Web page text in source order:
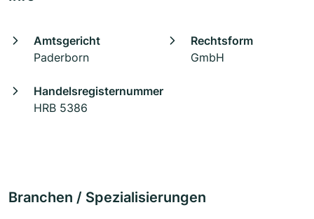
Amtsgericht
Paderborn
Rechtsform
GmbH
Handelsregisternummer
HRB 5386
Branchen / Spezialisierungen